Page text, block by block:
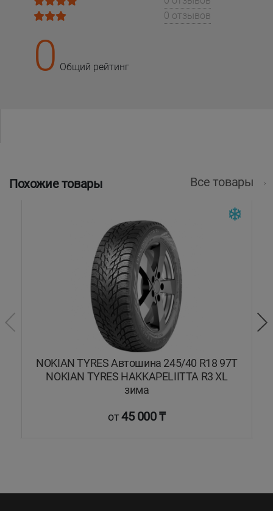
0 отзывов
0 Общий рейтинг
Похожие товары Все товары
NOKIAN TYRES Автошина 245/40 R18 97T
NOKIAN TYRES HAKKAPELIITTA R3 XL
зима
от45 000 ₸